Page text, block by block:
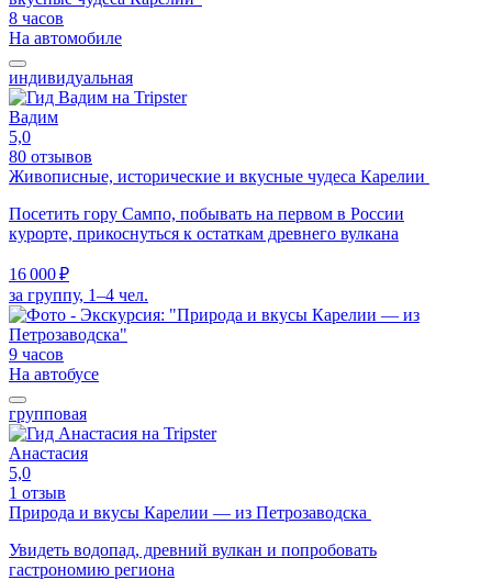
8 часов
На автомобиле
индивидуальная
Вадим
5,0
80 отзывов
Живописные, исторические и вкусные чудеса Карелии
Посетить гору Сампо, побывать на первом в России
курорте, прикоснуться к остаткам древнего вулкана
16 000 ₽
за группу, 1–4 чел.
9 часов
На автобусе
групповая
Анастасия
5,0
1 отзыв
Природа и вкусы Карелии — из Петрозаводска
Увидеть водопад, древний вулкан и попробовать
гастрономию региона